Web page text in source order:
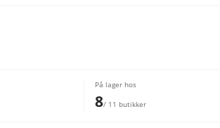
På lager hos
8/ 11 butikker